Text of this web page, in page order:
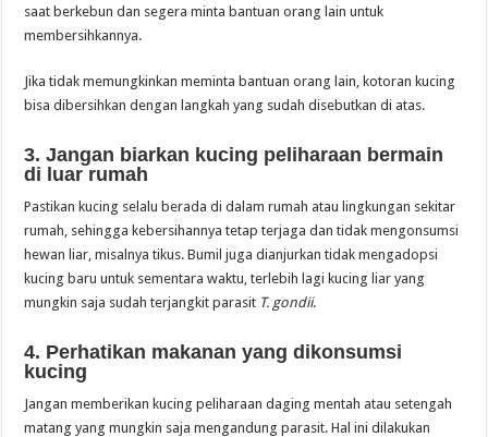
saat berkebun dan segera minta bantuan orang lain untuk
membersihkannya.
Jika tidak memungkinkan meminta bantuan orang lain, kotoran kucing
bisa dibersihkan dengan langkah yang sudah disebutkan di atas.
3. Jangan biarkan kucing peliharaan bermain
di luar rumah
Pastikan kucing selalu berada di dalam rumah atau lingkungan sekitar
rumah, sehingga kebersihannya tetap terjaga dan tidak mengonsumsi
hewan liar, misalnya tikus. Bumil juga dianjurkan tidak mengadopsi
kucing baru untuk sementara waktu, terlebih lagi kucing liar yang
mungkin saja sudah terjangkit parasit T. gondii.
4. Perhatikan makanan yang dikonsumsi
kucing
Jangan memberikan kucing peliharaan daging mentah atau setengah
matang yang mungkin saja mengandung parasit. Hal ini dilakukan